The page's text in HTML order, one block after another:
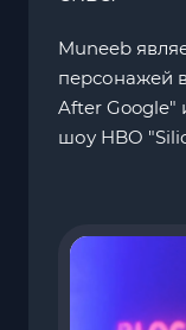
Muneeb
персонажей
After Google"
шоу HBO